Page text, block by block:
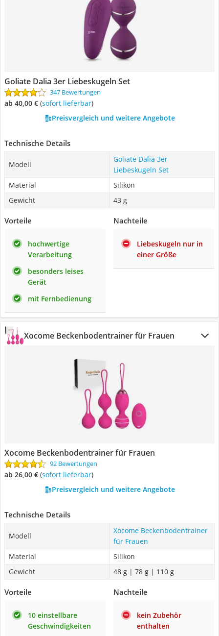
Goliate Dalia 3er Liebeskugeln Set
347 Bewertungen
ab 40,00 € ( Sofort lieferbar)
Preisvergleich und weitere Angebote
Technische Details
Modell
Goliate Dalia 3er
Liebeskugeln Set
Material
Silikon
Gewicht
43 g
Vorteile
hochwertige
Verarbeitung
besonders leises
Gerät
mit Fernbedienung
Nachteile
Liebeskugeln nur in
einer Größe
Xocome Beckenbodentrainer für Frauen
Xocome Beckenbodentrainer für Frauen
92 Bewertungen
ab 26,00 € ( Sofort lieferbar)
Preisvergleich und weitere Angebote
Technische Details
Modell
Xocome Beckenbodentrainer
für Frauen
Material
Silikon
Gewicht
48 g | 78 g | 110 g
Vorteile
10 einstellbare
Geschwindigkeiten
Nachteile
kein Zubehör
enthalten